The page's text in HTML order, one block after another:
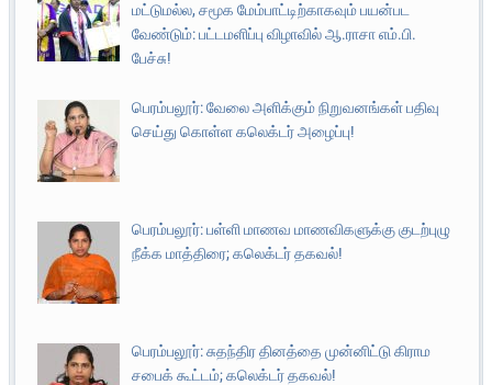
மட்டுமல்ல, சமூக மேம்பாட்டிற்காகவும் பயன்பட
வேண்டும்: பட்டமளிப்பு விழாவில் ஆ.ராசா எம்.பி.
பேச்சு!
பெரம்பலூர்: வேலை அளிக்கும் நிறுவனங்கள் பதிவு
செய்து கொள்ள கலெக்டர் அழைப்பு!
பெரம்பலூர்: பள்ளி மாணவ மாணவிகளுக்கு குடற்புழு
நீக்க மாத்திரை; கலெக்டர் தகவல்!
பெரம்பலூர்: சுதந்திர தினத்தை முன்னிட்டு கிராம
சபைக் கூட்டம்; கலெக்டர் தகவல்!